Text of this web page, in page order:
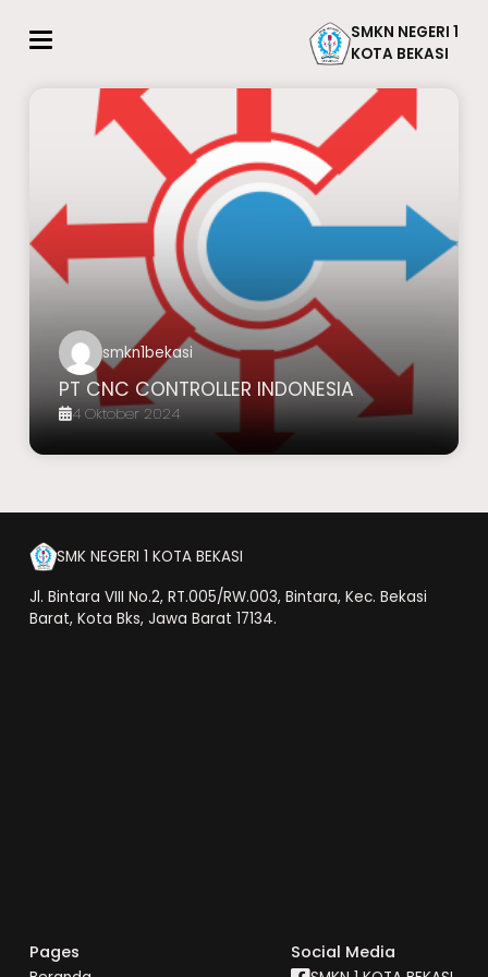
SMKN NEGERI 1
KOTA BEKASI
smkn1bekasi
PT CNC CONTROLLER INDONESIA
4 Oktober 2024
SMK NEGERI 1 KOTA BEKASI
Jl. Bintara VIII No.2, RT.005/RW.003, Bintara, Kec. Bekasi
Barat, Kota Bks, Jawa Barat 17134.
Pages Social Media